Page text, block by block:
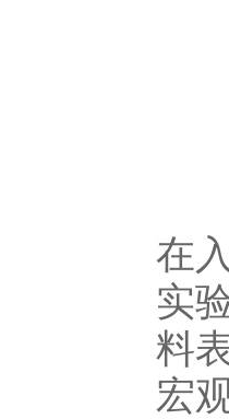
在
实
料
宏